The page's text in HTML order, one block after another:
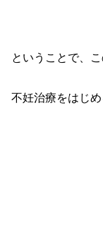
ということで、
不妊治療をはじめ